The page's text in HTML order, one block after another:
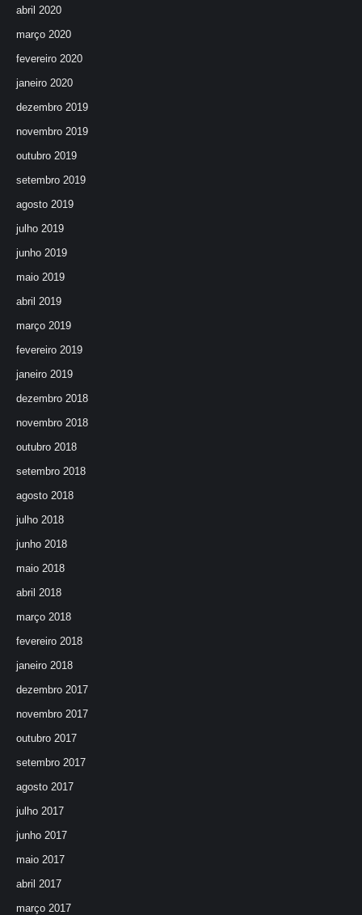
abril 2020
março 2020
fevereiro 2020
janeiro 2020
dezembro 2019
novembro 2019
outubro 2019
setembro 2019
agosto 2019
julho 2019
junho 2019
maio 2019
abril 2019
março 2019
fevereiro 2019
janeiro 2019
dezembro 2018
novembro 2018
outubro 2018
setembro 2018
agosto 2018
julho 2018
junho 2018
maio 2018
abril 2018
março 2018
fevereiro 2018
janeiro 2018
dezembro 2017
novembro 2017
outubro 2017
setembro 2017
agosto 2017
julho 2017
junho 2017
maio 2017
abril 2017
março 2017